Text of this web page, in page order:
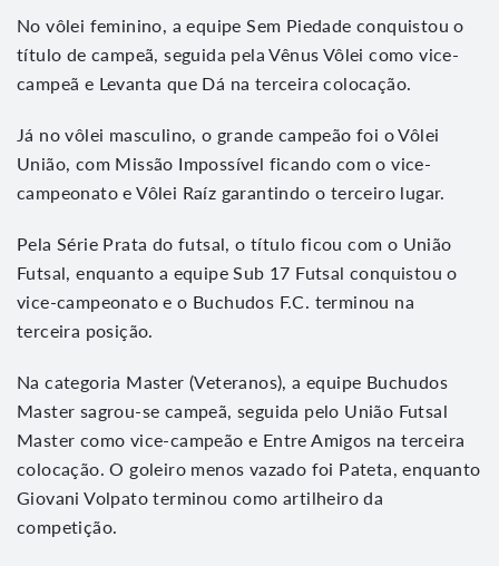
No vôlei feminino, a equipe Sem Piedade conquistou o
título de campeã, seguida pela Vênus Vôlei como vice-
campeã e Levanta que Dá na terceira colocação.
Já no vôlei masculino, o grande campeão foi o Vôlei
União, com Missão Impossível ficando com o vice-
campeonato e Vôlei Raíz garantindo o terceiro lugar.
Pela Série Prata do futsal, o título ficou com o União
Futsal, enquanto a equipe Sub 17 Futsal conquistou o
vice-campeonato e o Buchudos F.C. terminou na
terceira posição.
Na categoria Master (Veteranos), a equipe Buchudos
Master sagrou-se campeã, seguida pelo União Futsal
Master como vice-campeão e Entre Amigos na terceira
colocação. O goleiro menos vazado foi Pateta, enquanto
Giovani Volpato terminou como artilheiro da
competição.